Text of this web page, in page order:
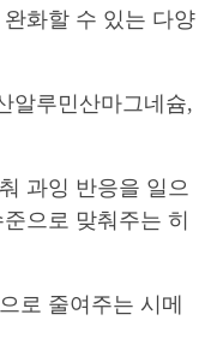
화할 수 있는 다양
알루민산마그네슘,
과잉 반응을 일으
으로 맞춰주는 히
로 줄여주는 시메